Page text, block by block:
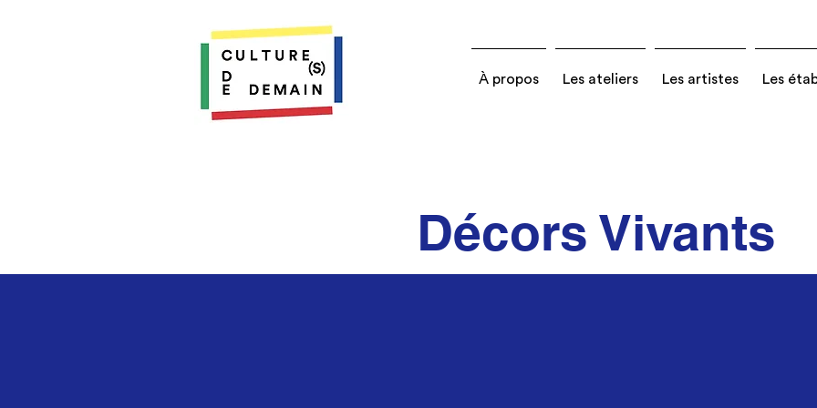
À propos Les ateliers Les artistes Les
Décors Vivants